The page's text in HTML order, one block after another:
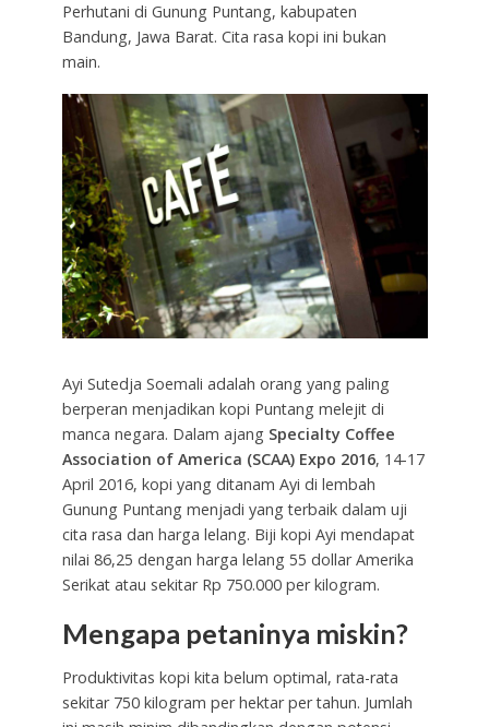
Perhutani di Gunung Puntang, kabupaten
Bandung, Jawa Barat. Cita rasa kopi ini bukan
main.
Ayi Sutedja Soemali adalah orang yang paling
berperan menjadikan kopi Puntang melejit di
manca negara. Dalam ajang Specialty Coffee
Association of America (SCAA) Expo 2016, 14-17
April 2016, kopi yang ditanam Ayi di lembah
Gunung Puntang menjadi yang terbaik dalam uji
cita rasa dan harga lelang. Biji kopi Ayi mendapat
nilai 86,25 dengan harga lelang 55 dollar Amerika
Serikat atau sekitar Rp 750.000 per kilogram.
Mengapa petaninya miskin?
Produktivitas kopi kita belum optimal, rata-rata
sekitar 750 kilogram per hektar per tahun. Jumlah